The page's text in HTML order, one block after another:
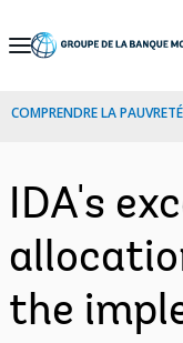
Skip
Navigation
COMPRENDRE LA PAUVRETÉ
IDA's
the